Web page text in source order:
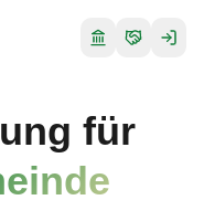
für